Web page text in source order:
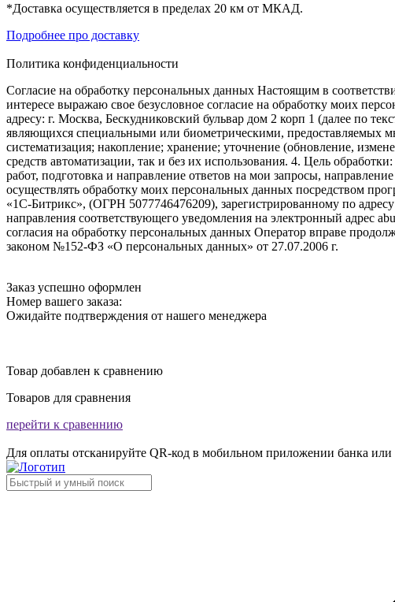
*Доставка осуществляется в пределах 20 км от МКАД.
Подробнее про доставку
Политика конфиденциальности
Согласие на обработку персональных данных Настоящим в
интересе выражаю свое безусловное согласие на обработку моих
адресу: г. Москва, Бескудниковский бульвар дом 2 корп 1 (далее по
являющихся специальными или биометрическими, предоставляемых
систематизация; накопление; хранение; уточнение (обновление,
средств автоматизации, так и без их использования. 4. Цель
работ, подготовка и направление ответов на мои запросы,
осуществлять обработку моих персональных данных посредством
«1С-Битрикс», (ОГРН 5077746476209), зарегистрированному по
направления соответствующего уведомления на электронный адрес
согласия на обработку персональных данных Оператор вправе
законом №152-ФЗ «О персональных данных» от 27.07.2006 г.
Заказ успешно оформлен
Номер вашего заказа:
Ожидайте подтверждения от нашего менеджера
Товар добавлен к сравнению
Товаров для сравнения
перейти к сравеннию
Для оплаты отсканируйте QR-код в мобильном приложении банка